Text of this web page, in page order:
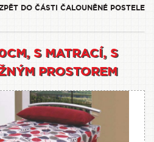
DO ČÁSTI ČALOUNĚNÉ POSTELE
S MATRACÍ, S
PROSTOREM